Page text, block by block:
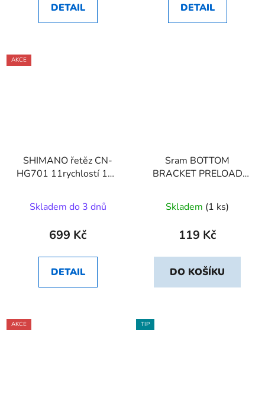
DETAIL DETAIL
AKCE
SHIMANO řetěz CN-
HG701 11rychlostí 116
Skladem do 3 dnů
699 Kč
DETAIL
Sram BOTTOM
BRACKET PRELOAD
(INCLUDING SCREW,
OUTERRING AND 2
Skladem (1 ks)
119 Kč
DO KOŠÍKU
AKCE TIP